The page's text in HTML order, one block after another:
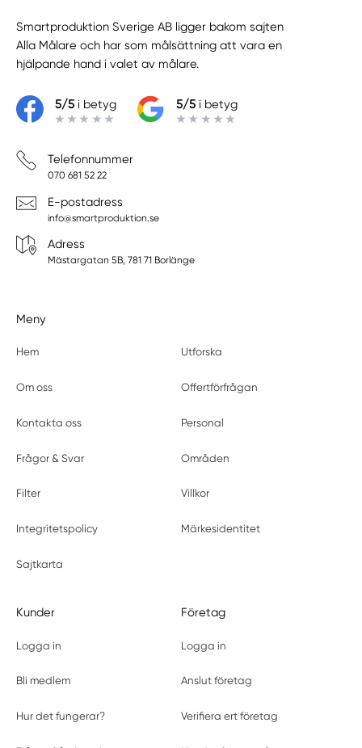
Smartproduktion Sverige AB ligger bakom sajten
Alla Målare och har som målsättning att vara en
hjälpande hand i valet av målare.
5/5i betyg 5/5i betyg
Telefonnummer
070 681 52 22
E-postadress
info@smartproduktion.se
Adress
Mästargatan 5B, 781 71 Borlänge
Meny
Hem Utforska
Om oss Offertförfrågan
Kontakta oss Personal
Frågor & Svar Områden
Filter Villkor
Integritetspolicy Märkesidentitet
Sajtkarta
Kunder
Logga in
Bli medlem
Hur det fungerar?
Företag
Logga in
Anslut företag
Verifiera ert företag